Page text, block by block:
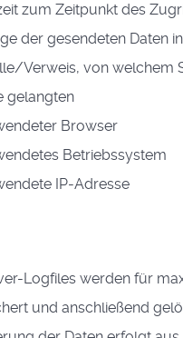
zum Zeitpunkt des
der gesendeten Daten
Verweis, von welchem
gelangten
Browser
Betriebssystem
IP-Adresse
Logfiles werden für
und anschließend